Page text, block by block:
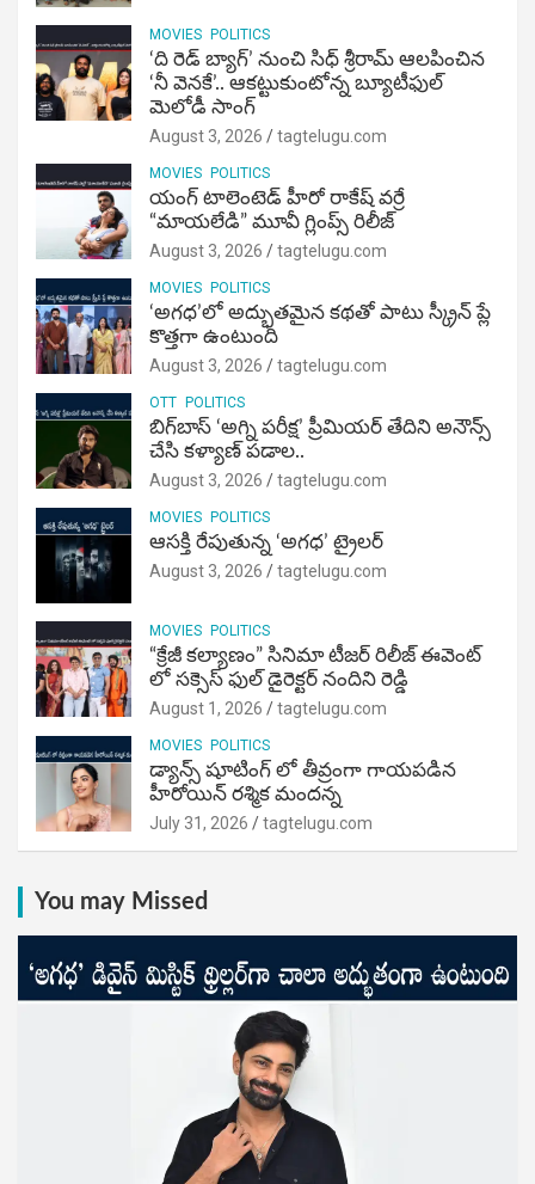
MOVIES POLITICS
‘ది రెడ్ బ్యాగ్’ నుంచి సిధ్ శ్రీరామ్ ఆలపించిన
‘నీ వెనకే’.. ఆకట్టుకుంటోన్న బ్యూటీఫుల్
మెలోడీ సాంగ్
August 3, 2026 tagtelugu.com
MOVIES POLITICS
యంగ్ టాలెంటెడ్ హీరో రాకేష్ వర్రే
“మాయలేడి” మూవీ గ్లింప్స్ రిలీజ్
August 3, 2026 tagtelugu.com
MOVIES POLITICS
‘అగధ’లో అద్భుతమైన కథతో పాటు స్క్రీన్ ప్లే
కొత్తగా ఉంటుంది
August 3, 2026 tagtelugu.com
OTT POLITICS
బిగ్‌బాస్ ‘అగ్ని ప‌రీక్ష‌’ ప్రీమియర్ తేదిని అనౌన్స్
చేసి కళ్యాణ్ పడాల..
August 3, 2026 tagtelugu.com
MOVIES POLITICS
ఆసక్తి రేపుతున్న ‘అగధ’ ట్రైలర్
August 3, 2026 tagtelugu.com
MOVIES POLITICS
“క్రేజీ కల్యాణం” సినిమా టీజర్ రిలీజ్ ఈవెంట్
లో సక్సెస్ ఫుల్ డైరెక్టర్ నందిని రెడ్డి
August 1, 2026 tagtelugu.com
MOVIES POLITICS
డ్యాన్స్ షూటింగ్ లో తీవ్రంగా గాయపడిన
హీరోయిన్ రశ్మిక మందన్న
July 31, 2026 tagtelugu.com
You may Missed